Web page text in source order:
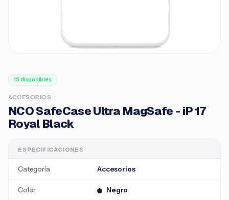
15 disponibles
ACCESORIOS
NCO SafeCase Ultra MagSafe - iP 17
Royal Black
ESPECIFICACIONES
Categoría Accesorios
Color Negro